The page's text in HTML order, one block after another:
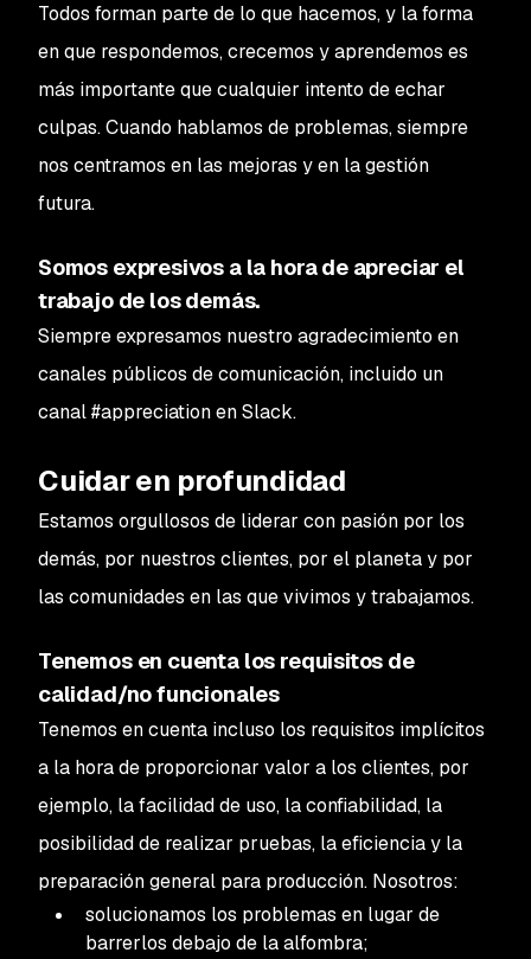
Todos forman parte de lo que hacemos, y la forma
en que respondemos, crecemos y aprendemos es
más importante que cualquier intento de echar
culpas. Cuando hablamos de problemas, siempre
nos centramos en las mejoras y en la gestión
futura.
Somos expresivos a la hora de apreciar el
trabajo de los demás.
Siempre expresamos nuestro agradecimiento en
canales públicos de comunicación, incluido un
canal #appreciation en Slack.
Cuidar en profundidad
Estamos orgullosos de liderar con pasión por los
demás, por nuestros clientes, por el planeta y por
las comunidades en las que vivimos y trabajamos.
Tenemos en cuenta los requisitos de
calidad/no funcionales
Tenemos en cuenta incluso los requisitos implícitos
a la hora de proporcionar valor a los clientes, por
ejemplo, la facilidad de uso, la confiabilidad, la
posibilidad de realizar pruebas, la eficiencia y la
preparación general para producción. Nosotros:
solucionamos los problemas en lugar de
barrerlos debajo de la alfombra;